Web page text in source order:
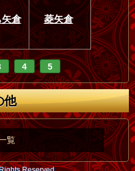
倉 菱矢倉
4 5
他
覧